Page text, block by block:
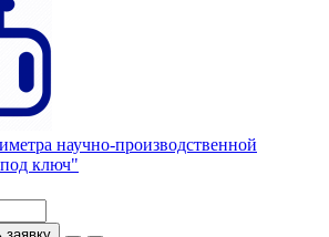
научно-производственной
ключ"